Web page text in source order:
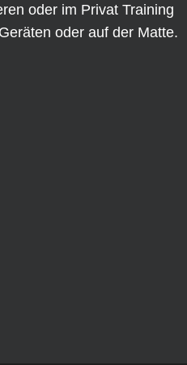
oder im Privat Training
Geräten oder auf der Matte.